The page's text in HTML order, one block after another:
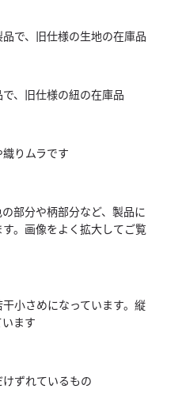
で、旧仕様の生地の在庫品
、旧仕様の紐の在庫品
りムラです
部分や柄部分など、製品に
。画像をよく拡大してご覧
小さめになっています。縦
ます
ずれているもの